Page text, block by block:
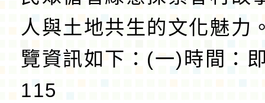
人與土地共生的文化魅力
覽資訊如下：(一)時間：
115